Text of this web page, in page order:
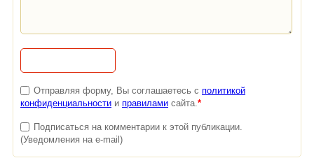
Отправляя форму, Вы соглашаетесь с политикой
конфиденциальности и правилами сайта. *
Подписаться на комментарии к этой публикации.
(Уведомления на e-mail)